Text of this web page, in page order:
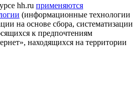
hh.ru применяются
(информационные технологии
на основе сбора, систематизации
к предпочтениям
находящихся на территории